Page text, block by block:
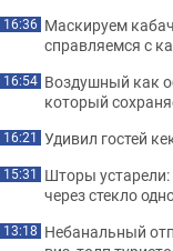
16:36 Маскируем
справляемся с
16:54 Воздушный как
который
16:21 Удивил гостей
15:31 Шторы
через стекло
13:18 Небанальный